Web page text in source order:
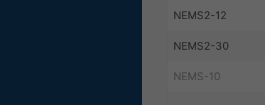
NEMS2-12
NEMS2-30
NEMS-10